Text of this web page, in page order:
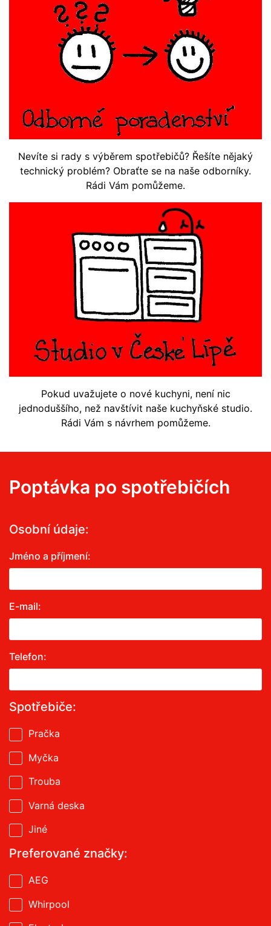
Nevíte si rady s výběrem spotřebičů? Řešíte nějaký
technický problém? Obraťte se na naše odborníky.
Rádi Vám pomůžeme.
Pokud uvažujete o nové kuchyni, není nic
jednoduššího, než navštívit naše kuchyňské studio.
Rádi Vám s návrhem pomůžeme.
Poptávka po spotřebičích
Osobní údaje:
Jméno a příjmení:
E-mail:
Telefon:
Spotřebiče:
Pračka
Myčka
Trouba
Varná deska
Jiné
Preferované značky:
AEG
Whirpool